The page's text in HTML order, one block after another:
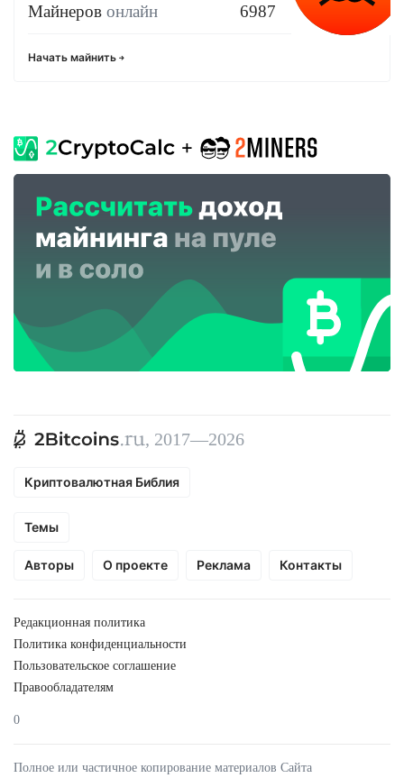
Майнеров онлайн 6987
Начать майнить
, 2017—2026
Криптовалютная Библия
Темы
Авторы О проекте Реклама Контакты
Редакционная политика
Политика конфиденциальности
Пользовательское соглашение
Правообладателям
0
Полное или частичное копирование материалов Сайта